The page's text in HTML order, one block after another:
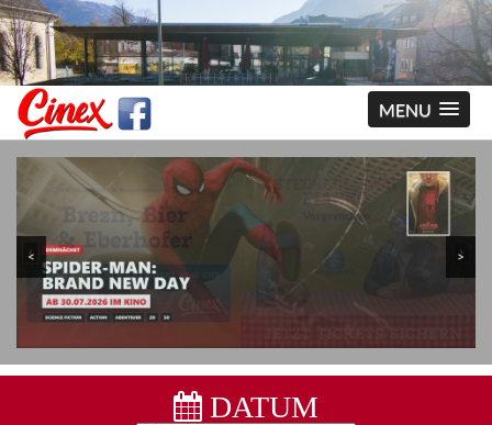
MENU
< >
DATUM